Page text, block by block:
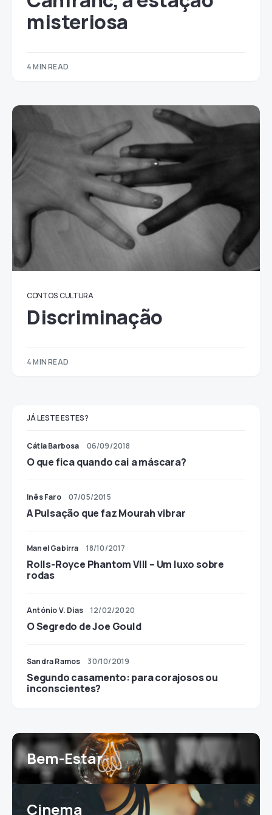
misteriosa
4 MIN READ
CONTOS CULTURA
Discriminação
4 MIN READ
JÁ LESTE ESTES?
Cátia Barbosa 06/09/2018
O que fica quando cai a máscara?
Inês Faro 07/05/2015
A Pulsação que faz Mourah vibrar
Manel Gabirra 18/10/2017
Rolls-Royce Phantom VIII – Um luxo sobre
rodas
António V. Dias 12/02/2020
O Segredo de Joe Gould
Sandra Ramos 30/10/2019
Segundo casamento: para corajosos ou
inconscientes?
Bem-Estar
Cinema